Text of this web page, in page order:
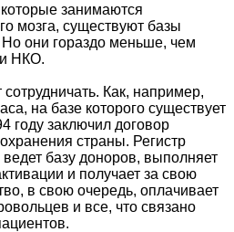
занимаются
мозга, существуют базы
Но они гораздо меньше, чем
НКО.
Как, например,
на базе которого существует
году заключил договор
страны. Регистр
базу доноров, выполняет
и получает за свою
в свою очередь, оплачивает
и все, что связано